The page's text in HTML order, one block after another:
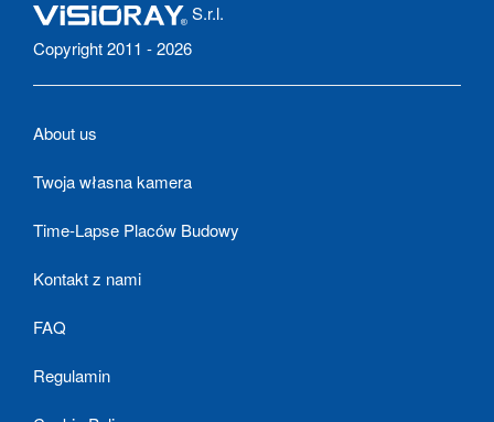
S.r.l.
Copyright 2011 - 2026
About us
Twoja własna kamera
Time-Lapse Placów Budowy
Kontakt z nami
FAQ
Regulamin